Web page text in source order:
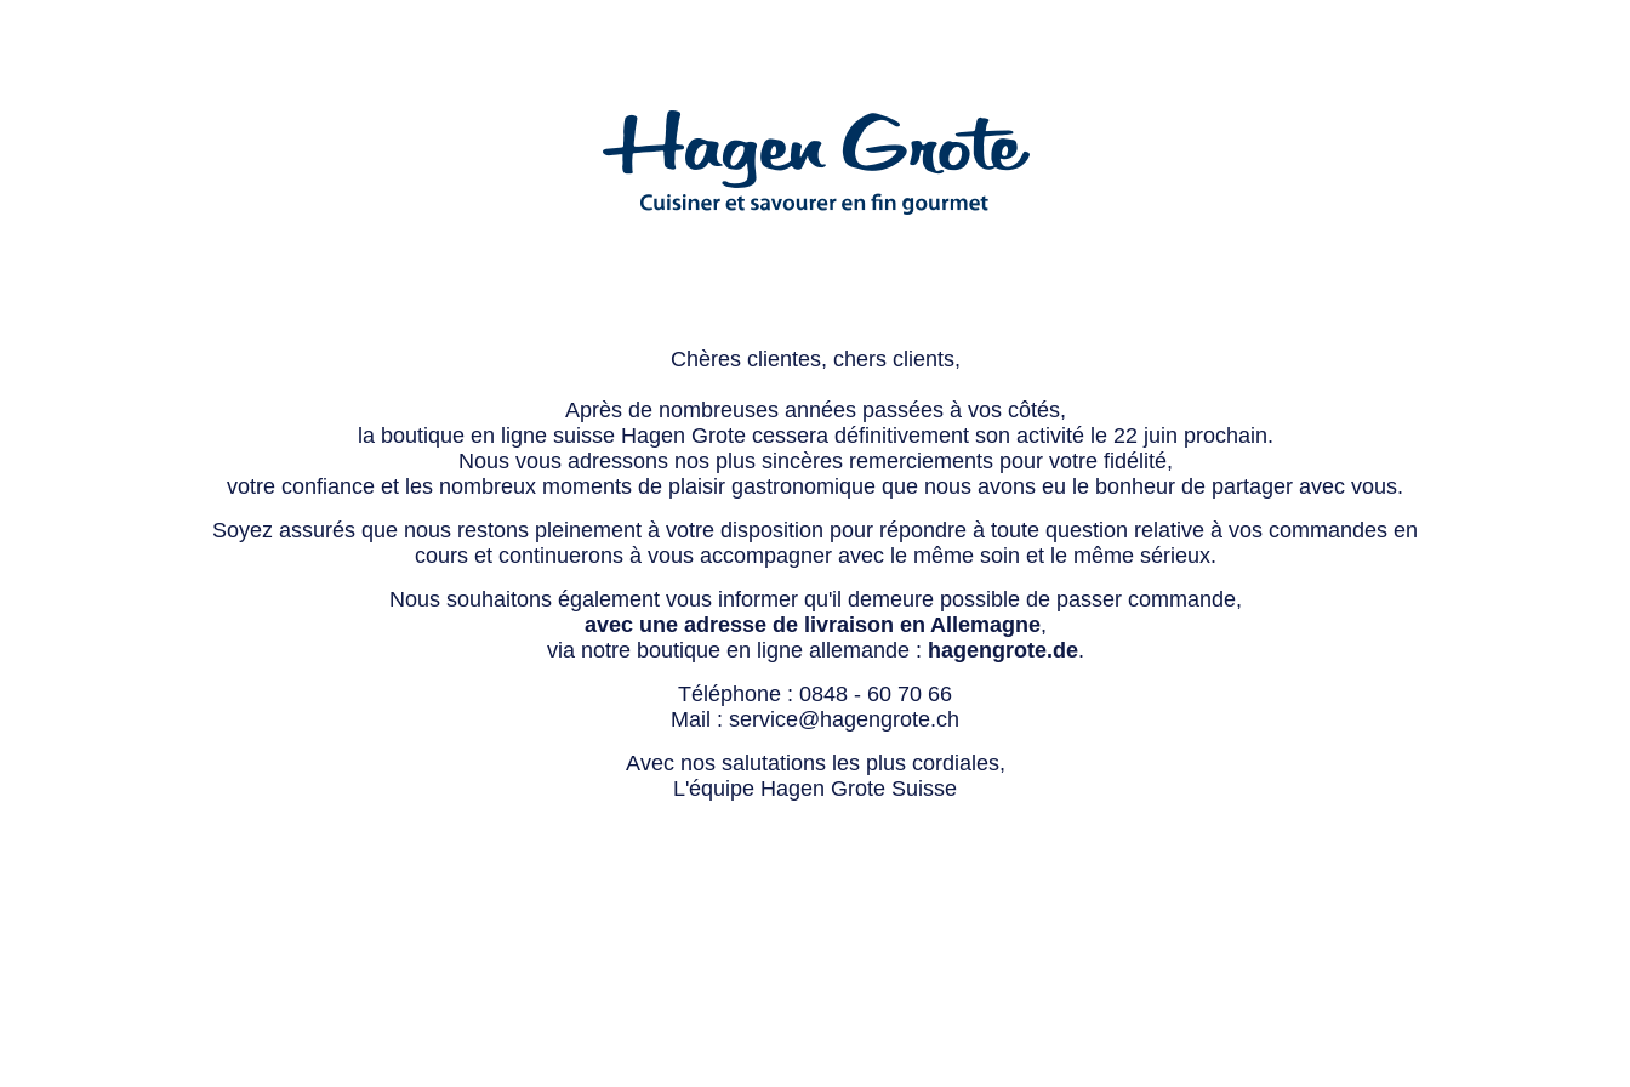
Chères clientes, chers clients,
Après de nombreuses années passées à vos côtés,
la boutique en ligne suisse Hagen Grote cessera définitivement son activité le 22 juin prochain.
Nous vous adressons nos plus sincères remerciements pour votre fidélité,
votre confiance et les nombreux moments de plaisir gastronomique que nous avons eu le bonheur de partager avec vous.
Soyez assurés que nous restons pleinement à votre disposition pour répondre à toute question relative à vos commandes en
cours et continuerons à vous accompagner avec le même soin et le même sérieux.
Nous souhaitons également vous informer qu'il demeure possible de passer commande,
avec une adresse de livraison en Allemagne,
via notre boutique en ligne allemande : hagengrote.de.
Téléphone : 0848 - 60 70 66
Mail : service@hagengrote.ch
Avec nos salutations les plus cordiales,
L'équipe Hagen Grote Suisse